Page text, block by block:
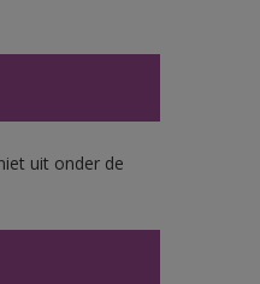
uit onder de